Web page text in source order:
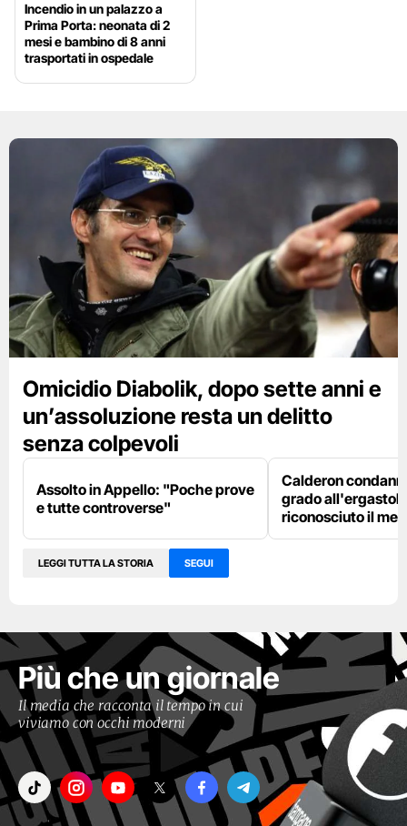
Incendio in un palazzo a
Prima Porta: neonata di 2
mesi e bambino di 8 anni
trasportati in ospedale
Omicidio Diabolik, dopo sette anni e
un’assoluzione resta un delitto
senza colpevoli
Assolto in Appello: "Poche prove
e tutte controverse"
Calderon
grado
riconosciuto il
LEGGI TUTTA LA STORIA SEGUI
Più che un giornale
Il media che racconta il tempo in cui
viviamo con occhi moderni